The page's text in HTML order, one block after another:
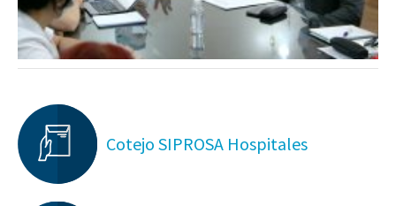
Cotejo SIPROSA Hospitales